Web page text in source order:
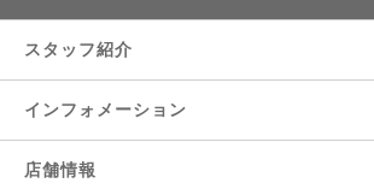
スタッフ紹介
インフォメーション
店舗情報